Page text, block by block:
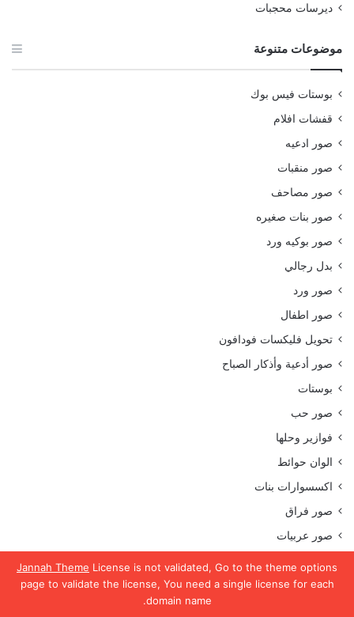
Jannah Theme License is not validated, Go to the theme options
page to validate the license, You need a single license for each
domain name.
ديرسات محجبات
موضوعات متنوعة
بوستات فيس بوك
قفشات افلام
صور ادعيه
صور منقبات
صور مصاحف
صور بنات صغيره
صور بوكيه ورد
بدل رجالي
صور ورد
صور اطفال
تحويل فليكسات فودافون
صور أدعية وأذكار الصباح
بوستات
صور حب
فوازير وحلها
الوان حوائط
اكسسوارات بنات
صور فراق
صور عربيات
صور بحبك